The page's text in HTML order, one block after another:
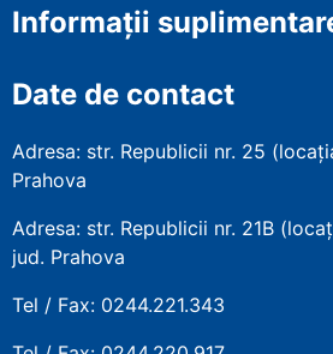
Informații
Date de contact
Adresa: str. Republicii nr. 25
Prahova
Adresa: str. Republicii nr. 21B
jud. Prahova
Tel / Fax: 0244.221.343